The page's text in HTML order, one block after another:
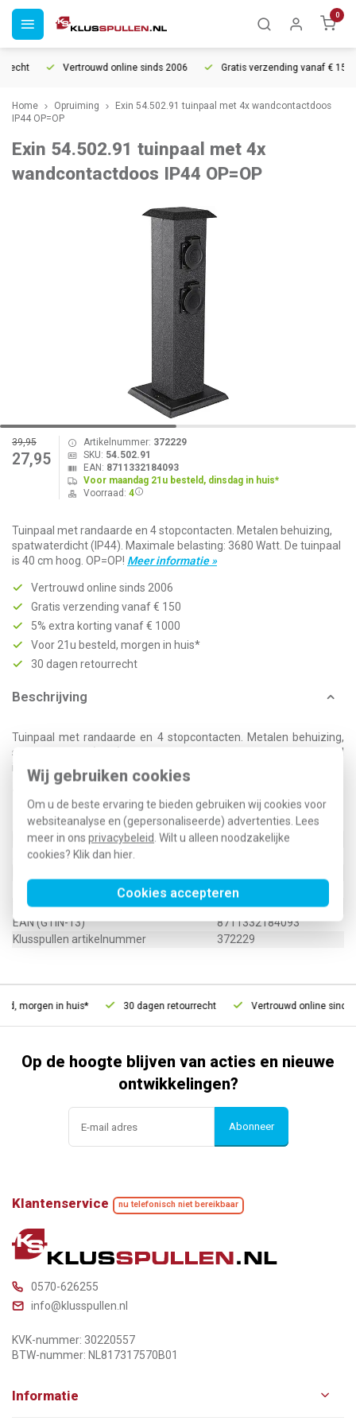
Wij gebruiken cookies
Om u de beste ervaring te bieden gebruiken wij cookies voor
websiteanalyse en (gepersonaliseerde) advertenties. Lees
meer in ons privacybeleid . Wilt u alleen noodzakelijke
cookies? Klik dan hier
Cookies accepteren
0
Vertrouwd online sinds 2006 Gratis verzending vanaf € 150
Home Opruiming
Exin 54.502.91 tuinpaal met 4x wandcontactdoos
IP44 OP=OP
Exin 54.502.91 tuinpaal met 4x
wandcontactdoos IP44 OP=OP
39,95
27,95
Artikelnummer: 372229
SKU: 54.502.91
EAN: 8711332184093
Voor maandag 21u besteld, dinsdag in huis*
Voorraad: 4
Tuinpaal met randaarde en 4 stopcontacten. Metalen behuizing,
spatwaterdicht (IP44). Maximale belasting: 3680 Watt. De tuinpaal
is 40 cm hoog. OP=OP! Meer informatie »
Vertrouwd online sinds 2006
Gratis verzending vanaf € 150
5% extra korting vanaf € 1000
Voor 21u besteld, morgen in huis*
30 dagen retourrecht
Beschrijving
Tuinpaal met randaarde en 4 stopcontacten. Metalen behuizing,
spatwaterdicht (IP44). Maximale belasting: 3680 Watt. De tuinpaal
is 40 cm hoog. OP=OP!
Specificatie
Waarde
Uitvoering
Randaarde
Aantal eenheden
Type / SKU (MPN)
54.502.91
EAN (GTIN-13)
8711332184093
Klusspullen artikelnummer
372229
morgen in huis* 30 dagen retourrecht Vertrouwd online sinds
Op de hoogte blijven van acties en nieuwe
ontwikkelingen?
Abonneer
Klantenservice nu telefonisch niet bereikbaar
0570-626255
info@klusspullen.nl
KVK-nummer: 30220557
BTW-nummer: NL817317570B01
Informatie